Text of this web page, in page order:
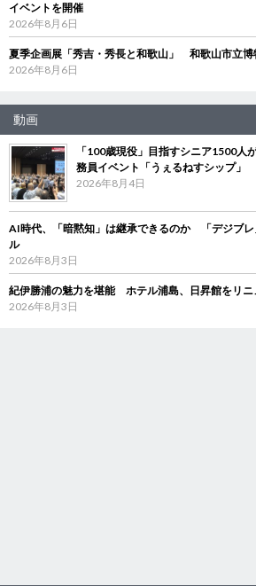
イベントを開催
2026年8月6日
夏季企画展「秀吉・秀長と和歌山」 和歌山市立博
2026年8月6日
動画
「100歳現役」目指すシニア1500
務員イベント「うぇるねすシップ」
2026年8月4日
AI時代、「暗黙知」は継承できるのか 「デジブ
ル
2026年8月3日
紀伊勝浦の魅力を堪能 ホテル浦島、日昇館をリニ
2026年8月3日